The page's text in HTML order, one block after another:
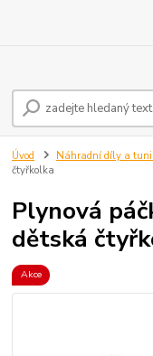
Úvod Náhradní díly a
čtyřkolka
Plynová
dětská
Akce